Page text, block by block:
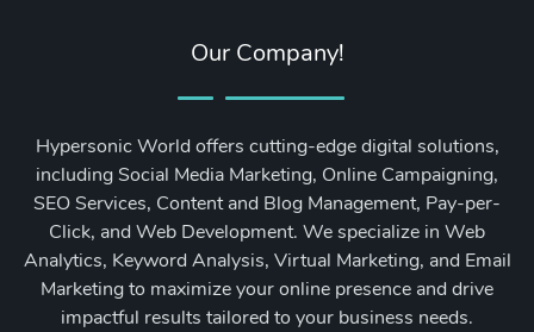
Our Company!
Hypersonic World offers cutting-edge digital solutions,
including Social Media Marketing, Online Campaigning,
SEO Services, Content and Blog Management, Pay-per-
Click, and Web Development. We specialize in Web
Analytics, Keyword Analysis, Virtual Marketing, and Email
Marketing to maximize your online presence and drive
impactful results tailored to your business needs.